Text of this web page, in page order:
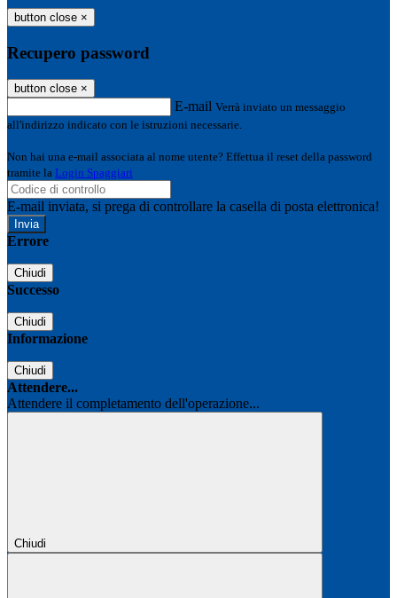
button close ×
Recupero password
button close ×
E-mail Verrà inviato un messaggio
all'indirizzo indicato con le istruzioni necessarie.
Non hai una e-mail associata al nome utente? Effettua il reset della password
tramite la Login Spaggiari
E-mail inviata, si prega di controllare la casella di posta elettronica!
Errore
Chiudi
Successo
Chiudi
Informazione
Chiudi
Attendere...
Attendere il completamento dell'operazione...
Chiudi